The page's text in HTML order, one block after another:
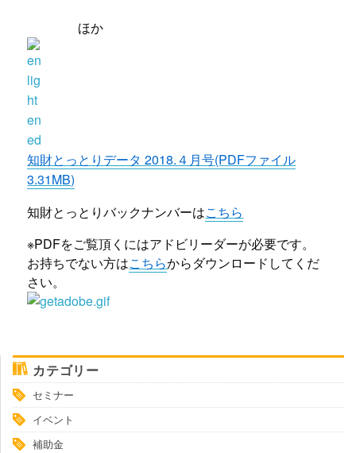
ほか
知財とっとりデータ 2018.４月号(PDFファイル
3.31MB)
知財とっとりバックナンバーはこちら
※PDFをご覧頂くにはアドビリーダーが必要です。
お持ちでない方はこちらからダウンロードしてくだ
さい。
カテゴリー
セミナー
イベント
補助金